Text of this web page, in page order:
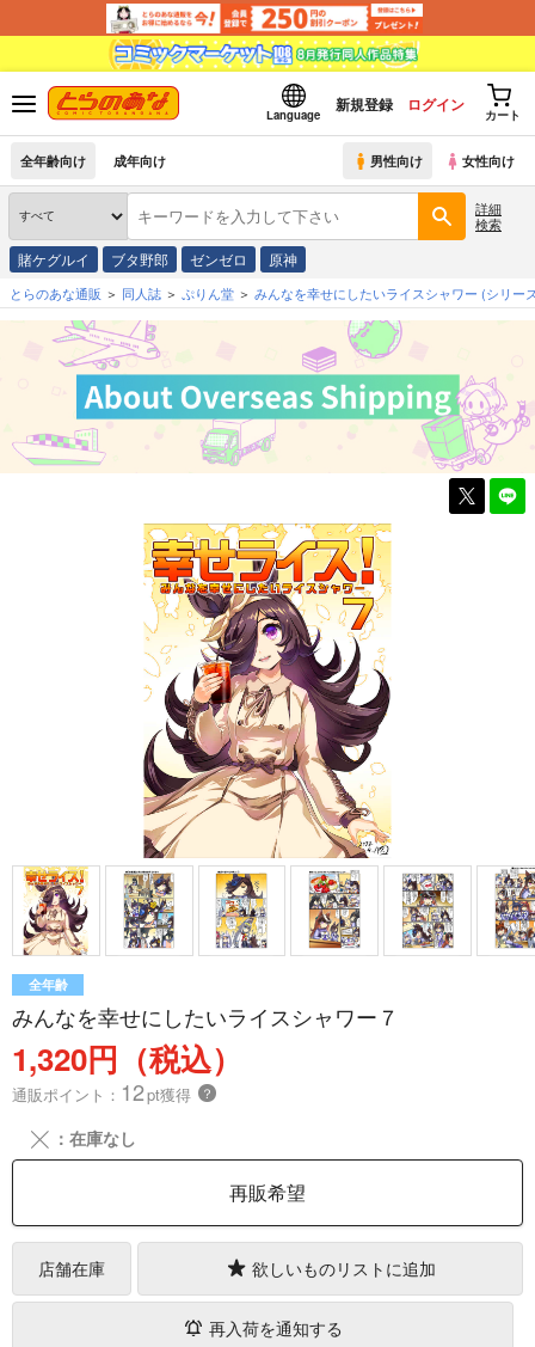
Language
新規登録 ログイン
カート
全年齢向け 成年向け 男性向け 女性向け
詳細
検索
賭ケグルイ ブタ野郎 ゼンゼロ 原神
とらのあな通販 同人誌 ぷりん堂 みんなを幸せにしたいライスシャワー (シリー
全年齢
みんなを幸せにしたいライスシャワー７
1,320円（税込）
通販ポイント： 12pt獲得 ？
╳ ：在庫なし
再販希望
店舗在庫 欲しいものリストに追加
再入荷を通知する